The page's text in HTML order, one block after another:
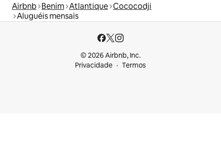
Airbnb Benim Atlantique Cococodji
Aluguéis mensais
© 2026 Airbnb, Inc.
Privacidade
Termos